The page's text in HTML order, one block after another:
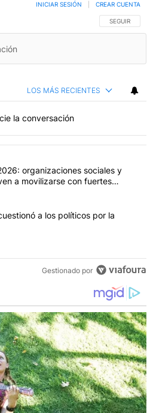
SIGA ESTA
SEGUIR
INICIAR SESIÓN CREAR CUENTA
LOS MÁS RECIENTES
la conversación
con más comentarios en los
el título "San Cayetano 2026:
organizaciones sociales y
a movilizarse con fuertes
el título "García Cuerva cuestionó
a los políticos por la
Gestionado por